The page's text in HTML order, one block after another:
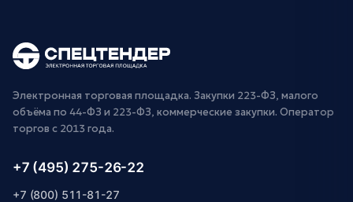
Электронная торговая площадка. Закупки 223-ФЗ, малого
объёма по 44-ФЗ и 223-ФЗ, коммерческие закупки. Оператор
торгов с 2013 года.
+7 (495) 275-26-22
+7 (800) 511-81-27